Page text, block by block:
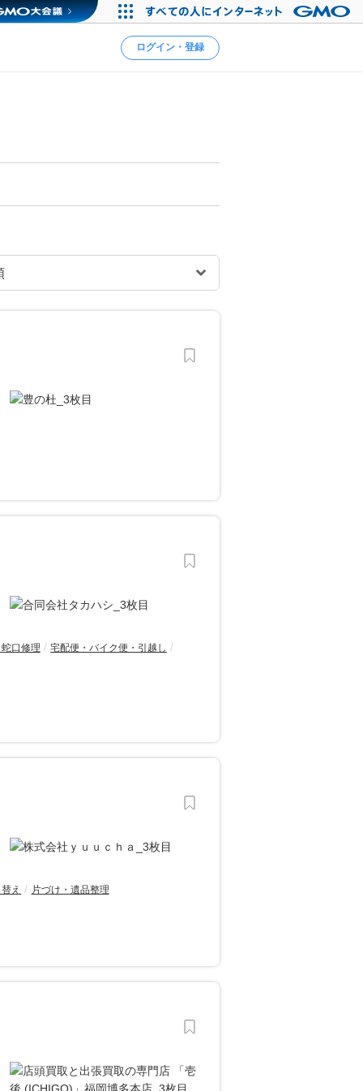
ログイン・登録
口修理 宅配便・バイク便・引越し
え 片づけ・遺品整理